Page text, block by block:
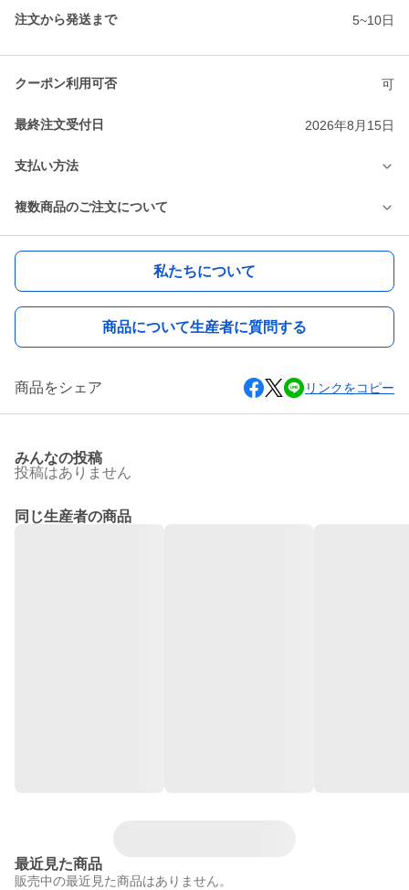
注文から発送まで 5~10日
クーポン利用可否 可
最終注文受付日 2026年8月15日
支払い方法
複数商品のご注文について
私たちについて
商品について生産者に質問する
商品をシェア リンクをコピー
みんなの投稿
投稿はありません
同じ生産者の商品
最近見た商品
販売中の最近見た商品はありません。